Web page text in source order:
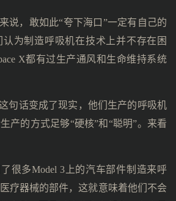
说，敢如此“夸下海口”一定有自己的
为制造呼吸机在技术上并不存在困
X都有过生产通风和生命维持系统
句话变成了现实，他们生产的呼吸机
产的方式足够“硬核”和“聪明”。来看
很多Model 3上的汽车部件制造来呼
疗器械的部件，这就意味着他们不会